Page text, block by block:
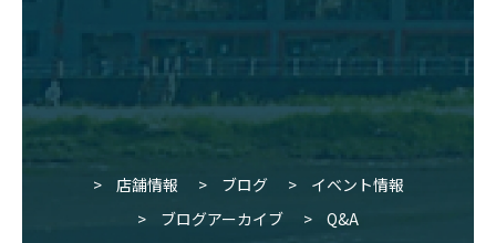
店舗情報 ブログ
イベント情報
ブログアーカイブ
Q&A